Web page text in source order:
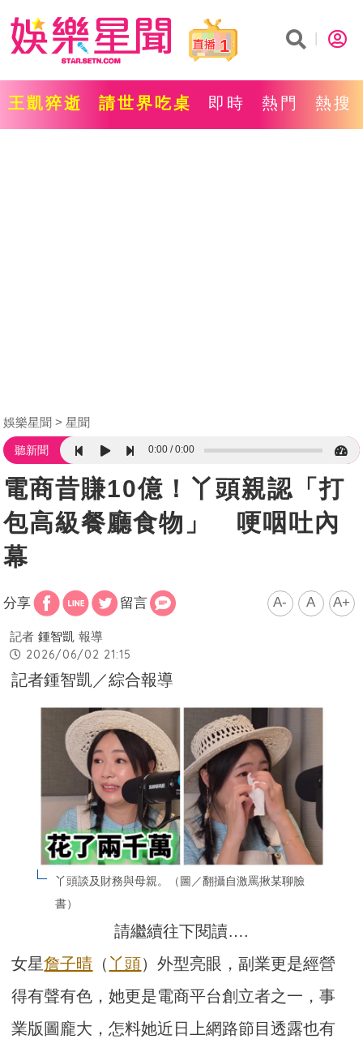
1
王凱猝逝 請世界吃桌 即時 熱門 熱搜
娛樂星聞 星聞
聽新聞 0:00 0:00
電商昔賺10億！丫頭親認「打
包高級餐廳食物」 哽咽吐內
幕
分享 留言 A- A A+
記者 鍾智凱 報導
2026/06/02 21:15
記者鍾智凱／綜合報導
丫頭談及財務與母親。（圖／翻攝自激罵揪某聊臉
書）
請繼續往下閱讀….
女星詹子晴 （ 丫頭）外型亮眼，副業更是經營
得有聲有色，她更是電商平台創立者之一，事
業版圖龐大，怎料她近日上網路節目透露也有